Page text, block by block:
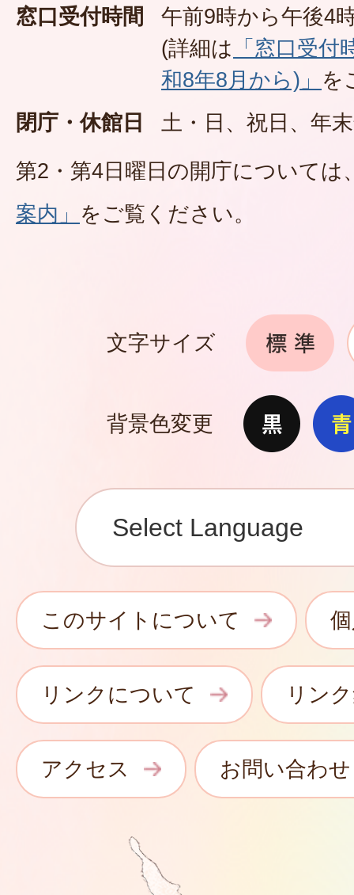
窓口受付時間
午前9時から午後4
(詳細は 「窓口受
和8年8月から)」 を
閉庁・休館日
土・日、祝日、年
第2・第4日曜日の開庁については
案内」 をご覧ください。
文字サイズ
背景色変更
このサイトについて
リンクについて リン
アクセス お問い合わせ